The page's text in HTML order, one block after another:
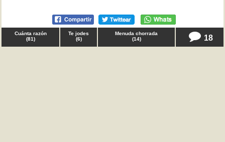
Cuánta razón
(81)
Te jodes
(6)
Menuda chorrada
(14) 18